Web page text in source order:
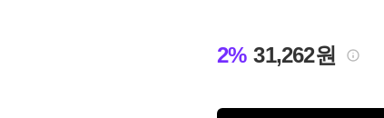
2% 31,262원